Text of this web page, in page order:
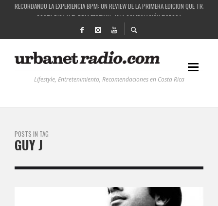
RECORDANDO LA EXPERIENCIA BPM: UN REVIEW DE LA PRIMERA EDICIÓN QUE TRAJO
COSTA RICA Y EL BPM FESTIVAL: UNA COMBINACIÓN EXITOSA
RUTAS NATURBANAS: EL PROYECTO QUE ESTÁ TRANSFORMANDO LA CALIDAD DE
LA HISTORIA DETRÁS DE LA MÚSICA ELECTRÓNICA: BBC RADIOPHONIC WORKSHOP
Lifestyle, Entretenimiento, Recomendaciones en Costa Rica
POSTS IN TAG
GUY J